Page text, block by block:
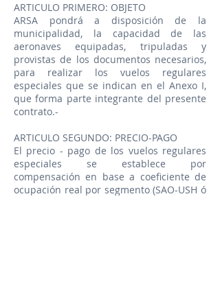
ARTICULO PRIMERO: OBJETO
ARSA pondrá a disposición de la
municipalidad, la capacidad de las
aeronaves equipadas, tripuladas y
provistas de los documentos necesarios,
para realizar los vuelos regulares
especiales que se indican en el Anexo I,
que forma parte integrante del presente
contrato.-
ARTICULO SEGUNDO: PRECIO-PAGO
El precio - pago de los vuelos regulares
especiales se establece por
compensación en base a coeficiente de
ocupación real por segmento (SAO-USH ó